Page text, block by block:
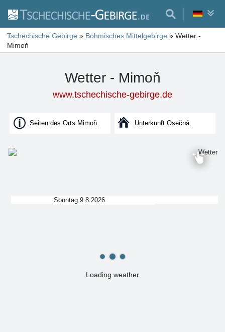
Tschechische Gebirge » Böhmisches Mittelgebirge » Wetter -
Mimoň
Wetter - Mimoň
www.tschechische-gebirge.de
Seiten des Orts Mimoň Unterkunft Osečná
Loading weather
Sonntag 9.8.2026